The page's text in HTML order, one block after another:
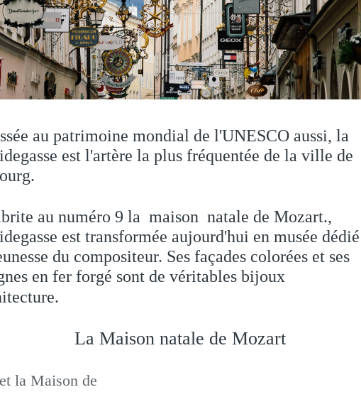
au patrimoine mondial de l'UNESCO aussi, la
est l'artère la plus fréquentée de la ville de
au numéro 9 la maison natale de Mozart.,
est transformée aujourd'hui en musée dédié
du compositeur. Ses façades colorées et ses
en fer forgé sont de véritables bijoux
La Maison natale de Mozart
la Maison de